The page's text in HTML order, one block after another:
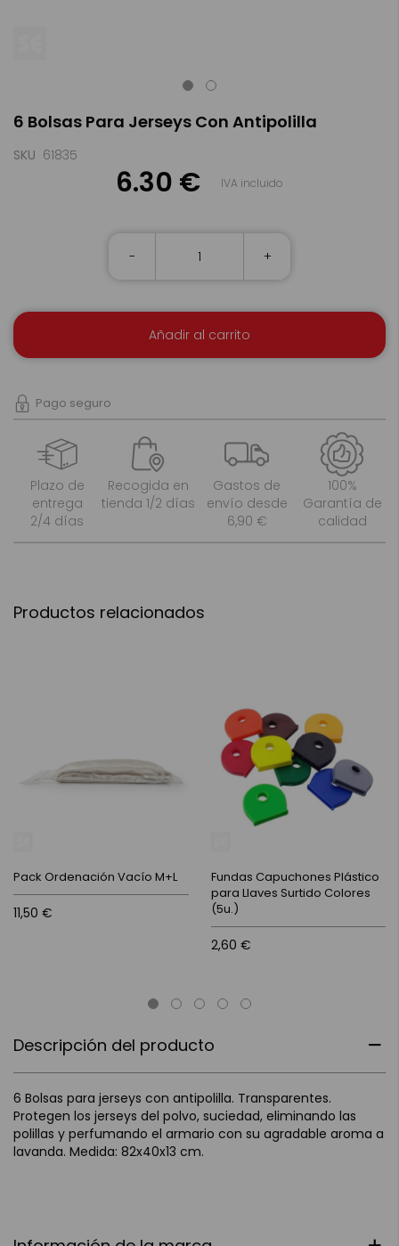
6 Bolsas Para Jerseys Con Antipolilla
SKU 61835
6.30 € IVA incluido
- +
Añadir al carrito
Pago seguro
Plazo de
entrega
2/4 días
Recogida en
tienda 1/2 días
Gastos de
envío desde
6,90 €
100%
Garantía de
calidad
al
de
Descripción del producto
6 Bolsas para jerseys con antipolilla. Transparentes.
Protegen los jerseys del polvo, suciedad, eliminando las
polillas y perfumando el armario con su agradable aroma a
lavanda. Medida: 82x40x13 cm.
Productos relacionados
Pack Ordenación Vacío M+L
11,50 €
Fundas Capuchones Plástico
para Llaves Surtido Colores
(5u.)
2,60 €